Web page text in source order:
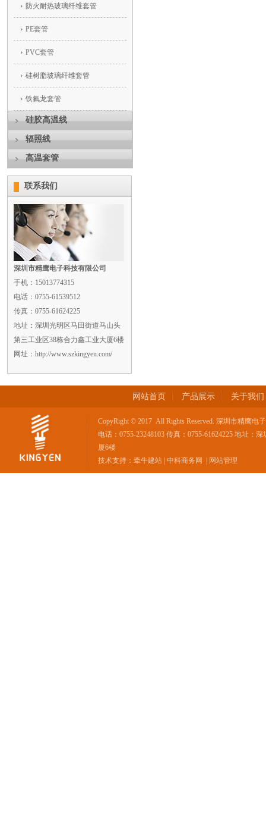
防火耐热玻璃纤维套管
PE套管
PVC套管
硅树脂玻璃纤维套管
铁氟龙套管
硅胶高温线
辐照线
高温套管
联系我们
深圳市精鹰电子科技有限公司
手机：15013774315
电话：0755-61539512
传真：0755-61624225
地址：深圳光明区马田街道马山头
第三工业区38栋合力鑫工业大厦6楼
网址：http://www.szkingyen.com/
网站首页 产品展示 关于我们
CopyRight © 2017 All Rights Reserved. 深圳市精鹰电
电话：0755-23248103 传真：0755-61624225 地址
厦6楼
技术支持： 牵牛建站 中科商务网 网站管理